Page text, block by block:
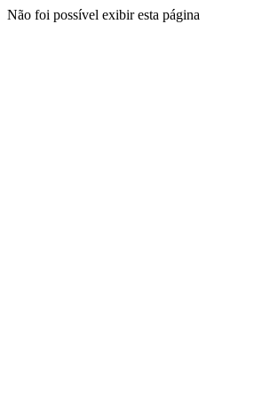
Não foi possível exibir esta página